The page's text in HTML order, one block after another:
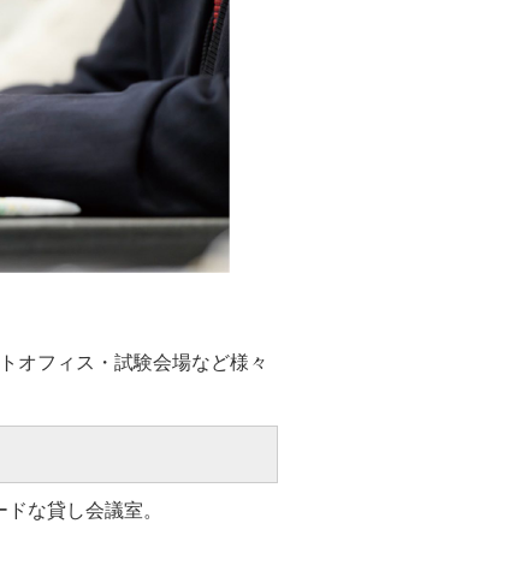
オフィス・試験会場など様々
な貸し会議室。